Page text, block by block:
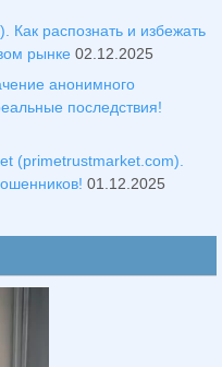
распознать и избежать
рынке 02.12.2025
анонимного
последствия!
(primetrustmarket.com).
01.12.2025